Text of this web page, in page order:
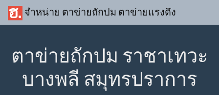
จำหน่าย ตาข่ายถักปม ตาข่ายแรงดึง
ตาข่ายถักปม ราชาเทวะ
บางพลี สมุทรปราการ